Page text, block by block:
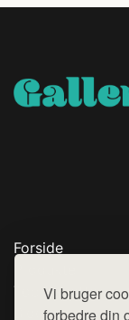
Vi bruger
forbedre din
Forside
Top Rabatter
Blog